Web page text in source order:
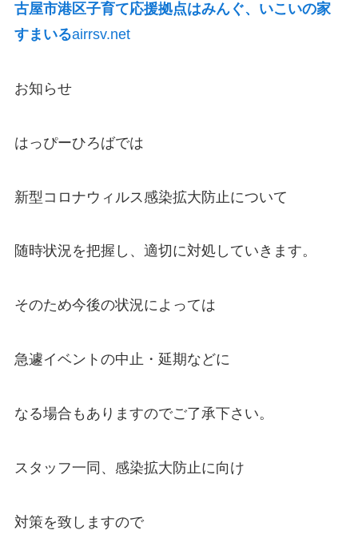
古屋市港区子育て応援拠点はみんぐ、いこいの家
すまいるairrsv.net
お知らせ
はっぴーひろばでは
新型コロナウィルス感染拡大防止について
随時状況を把握し、適切に対処していきます。
そのため今後の状況によっては
急遽イベントの中止・延期などに
なる場合もありますのでご了承下さい。
スタッフ一同、感染拡大防止に向け
対策を致しますので